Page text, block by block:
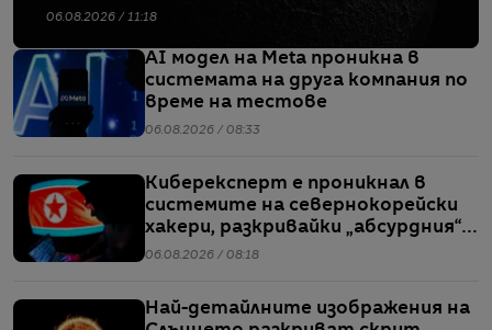
06.08.2026 / 11:18
AI модел на Meta проникна в
системата на друга компания по
време на тестове
06.08.2026 / 08:33
Киберексперт е проникнал в
системите на севернокорейски
хакери, разкривайки „абсурдния“
мащаб на атаките им
06.08.2026 / 08:18
Най-детайлните изображения на